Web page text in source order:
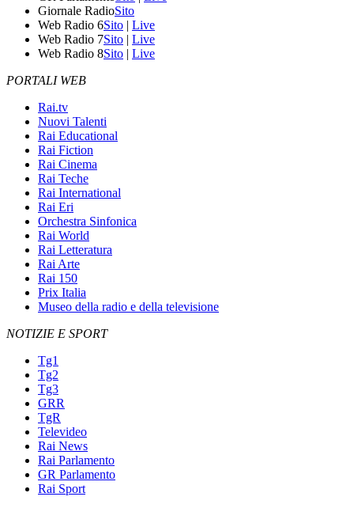
Giornale RadioSito
Web Radio 6Sito | Live
Web Radio 7Sito | Live
Web Radio 8Sito | Live
PORTALI WEB
Rai.tv
Nuovi Talenti
Rai Educational
Rai Fiction
Rai Cinema
Rai Teche
Rai International
Rai Eri
Orchestra Sinfonica
Rai World
Rai Letteratura
Rai Arte
Rai 150
Prix Italia
Museo della radio e della televisione
NOTIZIE E SPORT
Tg1
Tg2
Tg3
GRR
TgR
Televideo
Rai News
Rai Parlamento
GR Parlamento
Rai Sport